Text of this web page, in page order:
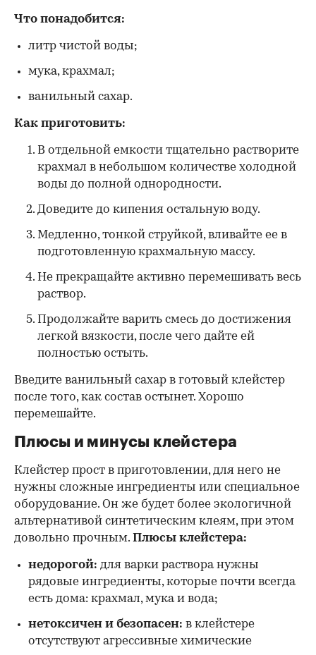
Что понадобится:
литр чистой воды;
мука, крахмал;
ванильный сахар.
Как приготовить:
В отдельной емкости тщательно растворите
крахмал в небольшом количестве холодной
воды до полной однородности.
Доведите до кипения остальную воду.
Медленно, тонкой струйкой, вливайте ее в
подготовленную крахмальную массу.
Не прекращайте активно перемешивать весь
раствор.
Продолжайте варить смесь до достижения
легкой вязкости, после чего дайте ей
полностью остыть.
Введите ванильный сахар в готовый клейстер
после того, как состав остынет. Хорошо
перемешайте.
Плюсы и минусы клейстера
Клейстер прост в приготовлении, для него не
нужны сложные ингредиенты или специальное
оборудование. Он же будет более экологичной
альтернативой синтетическим клеям, при этом
довольно прочным. Плюсы клейстера:
недорогой: для варки раствора нужны
рядовые ингредиенты, которые почти всегда
есть дома: крахмал, мука и вода;
нетоксичен и безопасен: в клейстере
отсутствуют агрессивные химические